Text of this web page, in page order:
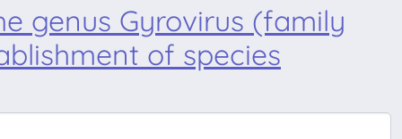
genus Gyrovirus (family
of species